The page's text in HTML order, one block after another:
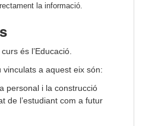
la informació.
és l’Educació.
vinculats a aquest eix són:
personal i la construcció
de l’estudiant com a futur